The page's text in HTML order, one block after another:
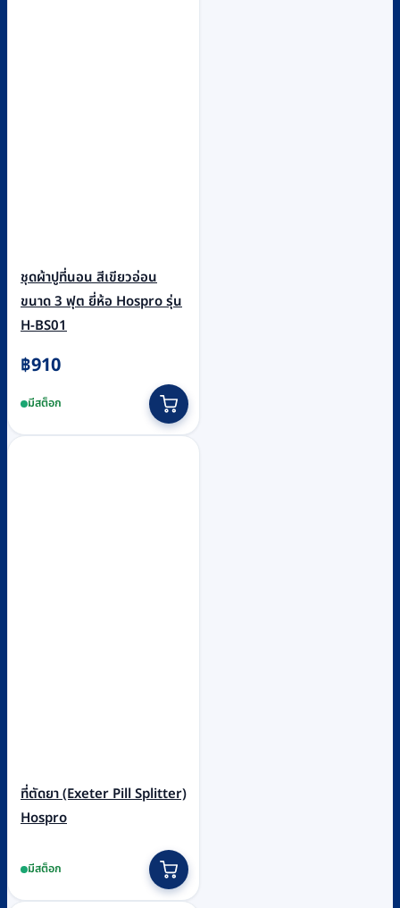
ชุดผ้าปูที่นอน สีเขียวอ่อน
ขนาด 3 ฟุต ยี่ห้อ Hospro รุ่น
H-BS01
฿910
มีสต็อก
ที่ตัดยา (Exeter Pill Splitter)
Hospro
มีสต็อก